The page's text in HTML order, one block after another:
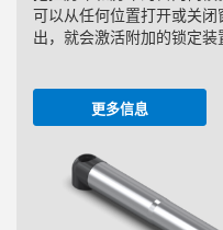
可以从任何位置打开或关
出，就会激活附加的锁定
更多信息